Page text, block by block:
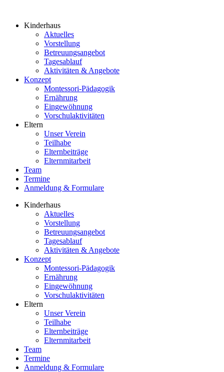
Kinderhaus
Aktuelles
Vorstellung
Betreuungsangebot
Tagesablauf
Aktivitäten & Angebote
Konzept
Montessori-Pädagogik
Ernährung
Eingewöhnung
Vorschulaktivitäten
Eltern
Unser Verein
Teilhabe
Elternbeiträge
Elternmitarbeit
Team
Termine
Anmeldung & Formulare
Kinderhaus
Aktuelles
Vorstellung
Betreuungsangebot
Tagesablauf
Aktivitäten & Angebote
Konzept
Montessori-Pädagogik
Ernährung
Eingewöhnung
Vorschulaktivitäten
Eltern
Unser Verein
Teilhabe
Elternbeiträge
Elternmitarbeit
Team
Termine
Anmeldung & Formulare